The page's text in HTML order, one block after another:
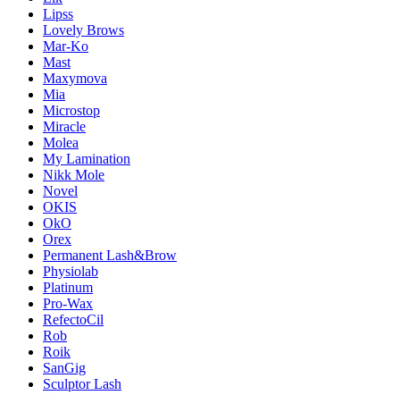
Lipss
Lovely Brows
Mar-Ko
Mast
Maxymova
Mia
Microstop
Miracle
Molea
My Lamination
Nikk Mole
Novel
OKIS
OkO
Orex
Permanent Lash&Brow
Physiolab
Platinum
Pro-Wax
RefectoCil
Rob
Roik
SanGig
Sculptor Lash